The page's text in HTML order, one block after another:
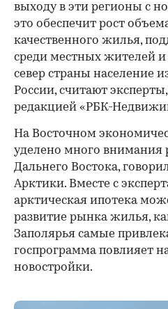
выходу в эти регионы с
это обеспечит рост
качественного жилья,
среди местных жителей
север страны население
России, считают
редакцией «РБК-
На Восточном
уделено много внимания
Дальнего Востока,
Арктики. Вместе с
арктическая ипотека
развитие рынка жилья,
Заполярья самые
госпрограмма повлияет
новостройки.